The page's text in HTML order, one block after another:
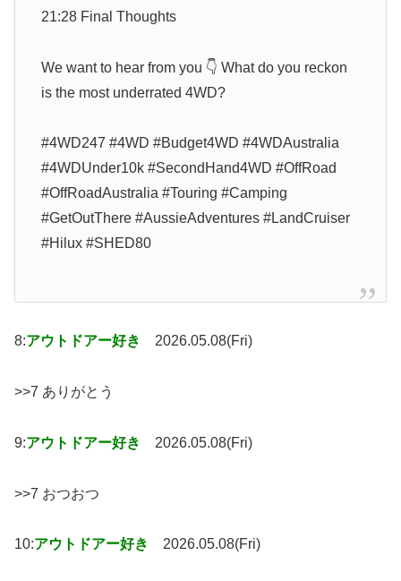
21:28 Final Thoughts
We want to hear from you 👇 What do you reckon
is the most underrated 4WD?
#4WD247 #4WD #Budget4WD #4WDAustralia
#4WDUnder10k #SecondHand4WD #OffRoad
#OffRoadAustralia #Touring #Camping
#GetOutThere #AussieAdventures #LandCruiser
#Hilux #SHED80
8:アウトドアー好き 2026.05.08(Fri)
>>7 ありがとう
9:アウトドアー好き 2026.05.08(Fri)
>>7 おつおつ
10:アウトドアー好き 2026.05.08(Fri)